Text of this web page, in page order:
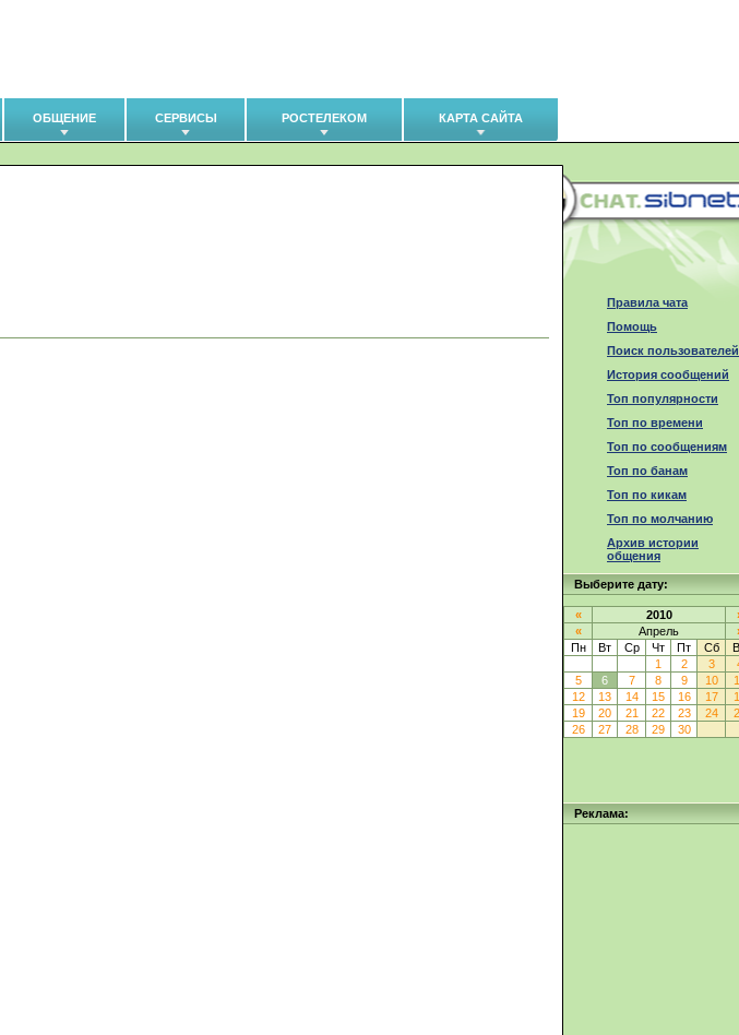
ОБЩЕНИЕ СЕРВИСЫ РОСТЕЛЕКОМ КАРТА САЙТА
Правила чата
Помощь
Поиск пользователей
История сообщений
Топ популярности
Топ по времени
Топ по сообщениям
Топ по банам
Топ по кикам
Топ по молчанию
Архив истории
общения
Выберите дату:
« 2010
«
Апрель
Пн
Вт Ср Чт Пт Сб
1
2 3
5
6 7 8 9 10
12
13 14 15 16 17
19
20 21 22 23 24
26
27 28 29 30
Реклама: